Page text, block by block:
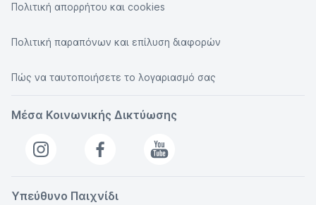
Πολιτική απορρήτου και cookies
Πολιτική παραπόνων και επίλυση διαφορών
Πώς να ταυτοποιήσετε το λογαριασμό σας
Μέσα Κοινωνικής Δικτύωσης
Υπεύθυνο Παιχνίδι